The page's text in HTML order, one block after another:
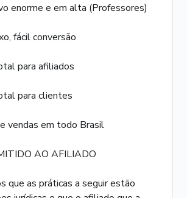
enorme e em alta (Professores)
fácil conversão
para afiliados
para clientes
vendas em todo Brasil
AO AFILIADO
que as práticas a seguir estão